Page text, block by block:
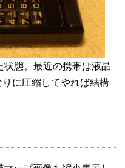
状態。最近の携帯は液晶
に圧縮してやれば結構